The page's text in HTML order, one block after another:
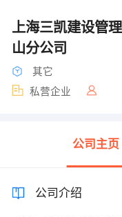
上海三凯建设管
山分公司
其它
私营企业
公司主页
公司介绍